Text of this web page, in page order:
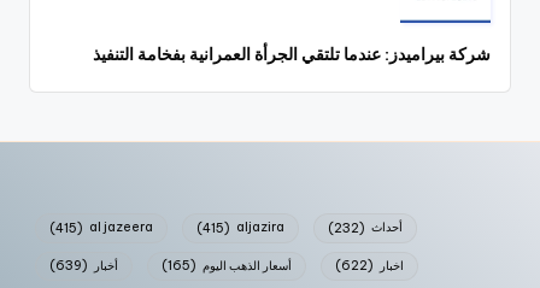
شركة بيراميدز: عندما تلتقي الجرأة العمرانية بفخامة التنفيذ
al jazeera
(415) aljazira
(415) أحداث (232)
أخبار (639) أسعار الذهب اليوم (165) اخبار (622)